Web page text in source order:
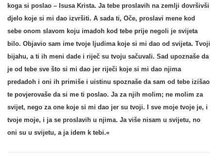
koga si poslao – Isusa Krista. Ja tebe proslavih na zemlji dovršivši
djelo koje si mi dao izvršiti. A sada ti, Oče, proslavi mene kod
sebe onom slavom koju imadoh kod tebe prije negoli je svijeta
bilo. Objavio sam ime tvoje ljudima koje si mi dao od svijeta. Tvoji
bijahu, a ti ih meni dade i riječ su tvoju sačuvali. Sad upoznaše da
je od tebe sve što si mi dao jer riječi koje si mi dao njima
predadoh i oni ih primiše i uistinu spoznaše da sam od tebe izišao
te povjerovaše da si me ti poslao. Ja za njih molim; ne molim za
svijet, nego za one koje si mi dao jer su tvoji. I sve moje tvoje je, i
tvoje moje, i ja se proslavih u njima. Ja više nisam u svijetu, no
oni su u svijetu, a ja idem k tebi.«